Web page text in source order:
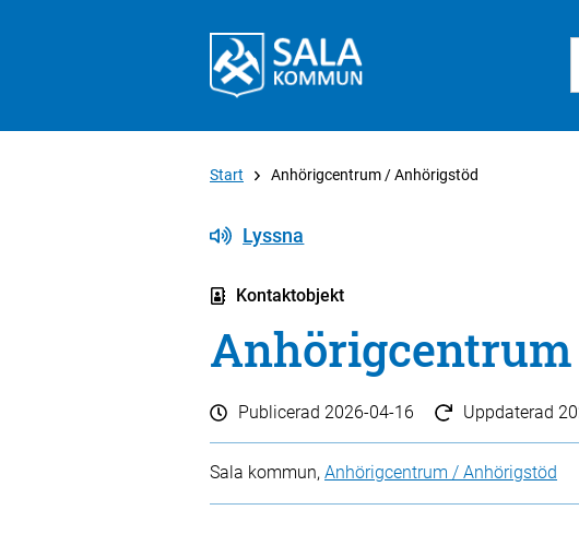
Start Anhörigcentrum / Anhörigstöd
Lyssna
Kontaktobjekt
Publicerad 2026-04-16 Uppdaterad
Sala kommun, Anhörigcentrum / Anhörigstöd